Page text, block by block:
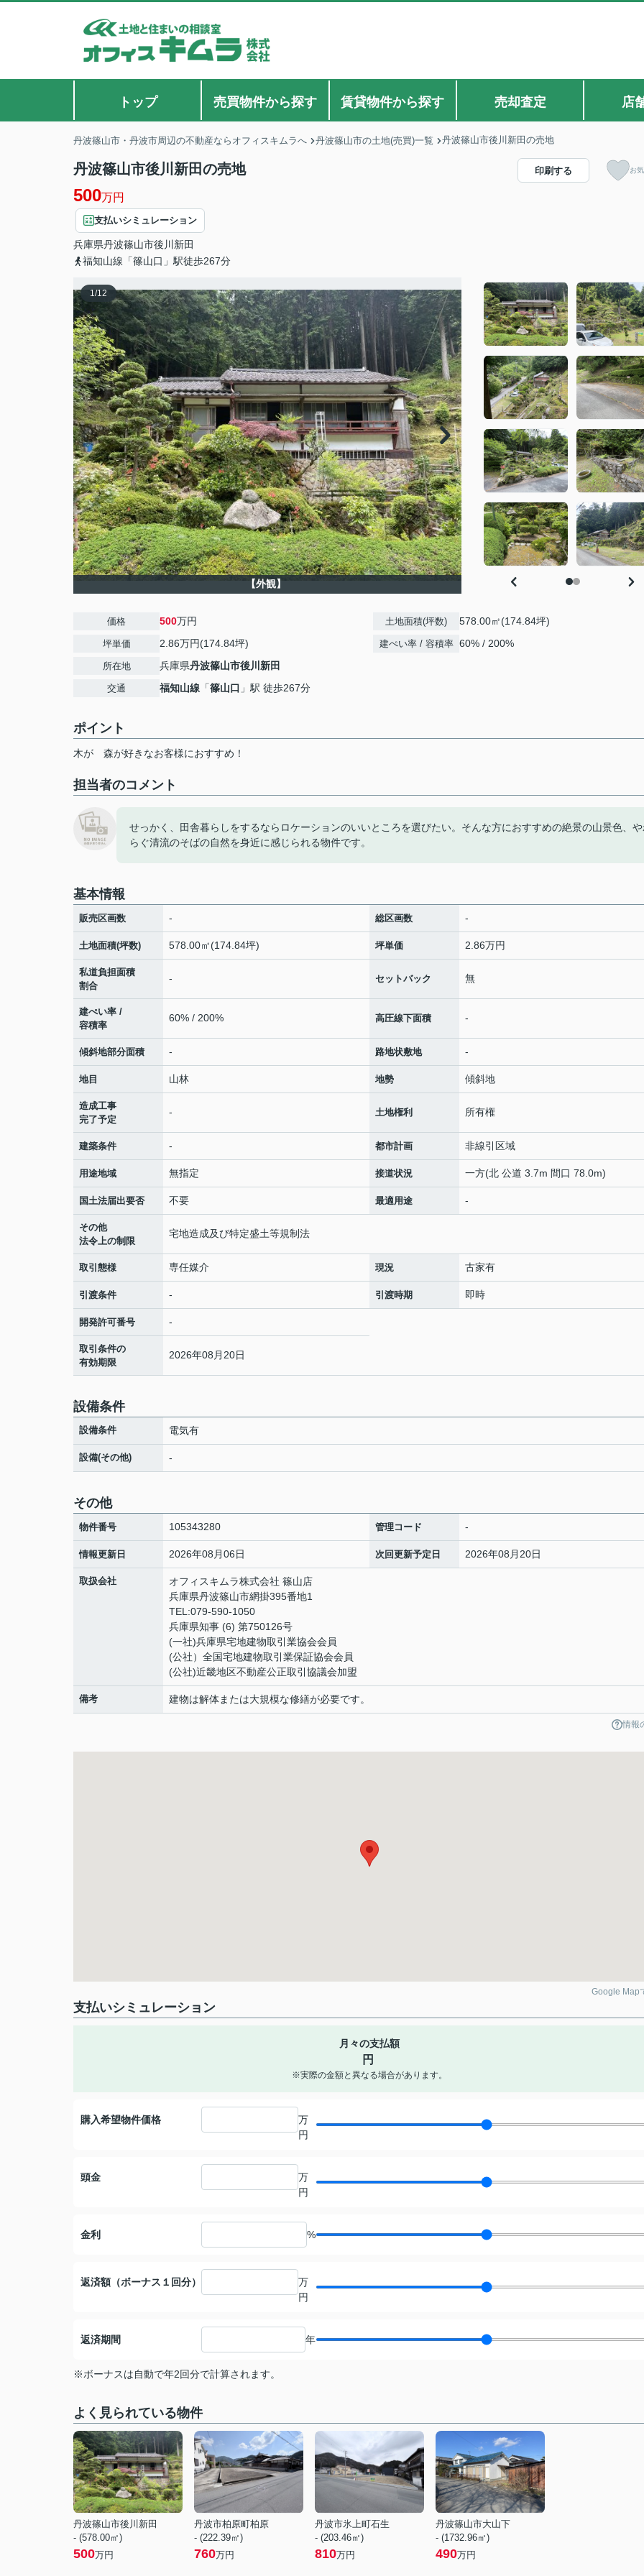
トップ 売買物件から探す 賃貸物件から探す 売却査定 店
丹波篠山市・丹波市周辺の不動産ならオフィスキムラへ 丹波篠山市の土地(売買)一覧 丹波篠山市後川新田の売地
丹波篠山市後川新田の売地
500万円
支払いシミュレーション
兵庫県丹波篠山市後川新田
福知山線「篠山口」駅徒歩267分
印刷する お
1/12
【外観】
価格 500万円
坪単価 2.86万円(174.84坪)
所在地 兵庫県丹波篠山市後川新田
交通 福知山線 「篠山口 」駅 徒歩267分
土地面積(坪数) 578.00㎡(174.84坪)
建ぺい率 / 容積率 60% / 200%
ポイント
木が 森が好きなお客様におすすめ！
担当者のコメント
せっかく、田舎暮らしをするならロケーションのいいところを選びたい。そんな方におすすめの絶景の山景色、
らぐ清流のそばの自然を身近に感じられる物件です。
基本情報
販売区画数 - 総区画数 -
土地面積(坪数) 578.00㎡(174.84坪) 坪単価 2.86万円
私道負担面積
割合
- セットバック 無
建ぺい率 /
容積率
60% / 200% 高圧線下面積 -
傾斜地部分面積 - 路地状敷地 -
地目 山林 地勢 傾斜地
造成工事
完了予定
- 土地権利 所有権
建築条件 - 都市計画 非線引区域
用途地域 無指定 接道状況 一方(北 公道 3.7m 間口 78.0m)
国土法届出要否 不要 最適用途 -
その他
法令上の制限
宅地造成及び特定盛土等規制法
取引態様 専任媒介 現況 古家有
引渡条件 - 引渡時期 即時
開発許可番号 -
取引条件の
有効期限
2026年08月20日
設備条件
設備条件 電気有
設備(その他) -
その他
物件番号 105343280 管理コード -
情報更新日 2026年08月06日 次回更新予定日 2026年08月20日
取扱会社
オフィスキムラ株式会社 篠山店
兵庫県丹波篠山市網掛395番地1
TEL:079-590-1050
兵庫県知事 (6) 第750126号
(一社)兵庫県宅地建物取引業協会会員
(公社）全国宅地建物取引業保証協会会員
(公社)近畿地区不動産公正取引協議会加盟
備考 建物は解体または大規模な修繕が必要です。
情報
Google Map
支払いシミュレーション
月々の支払額
円
※実際の金額と異なる場合があります。
購入希望物件価格
万
円
頭金
万
円
金利 %
返済額（ボーナス１回分）
万
円
返済期間 年
※ボーナスは自動で年2回分で計算されます。
よく見られている物件
丹波篠山市後川新田
- (578.00㎡)
500万円
丹波市柏原町柏原
- (222.39㎡)
760万円
丹波市氷上町石生
- (203.46㎡)
810万円
丹波篠山市大山下
- (1732.96㎡)
490万円